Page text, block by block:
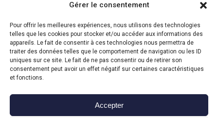
Gérer le consentement
Pour offrir les meilleures expériences, nous utilisons des technologies
telles que les cookies pour stocker et/ou accéder aux informations des
appareils. Le fait de consentir à ces technologies nous permettra de
traiter des données telles que le comportement de navigation ou les ID
uniques sur ce site. Le fait de ne pas consentir ou de retirer son
consentement peut avoir un effet négatif sur certaines caractéristiques
et fonctions.
Accepter
Bons Plans Voyage : Économisez sur vos
Vacances avec Toody
13 décembre 2024 Bon plans
Toody © 2024